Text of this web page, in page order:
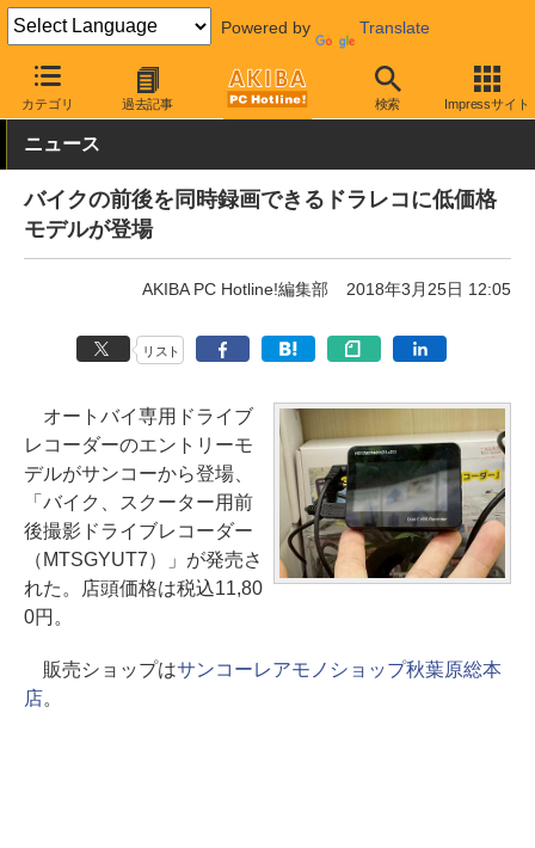
Powered by Translate
カテゴリ 過去記事 検索 Impressサイト
AKIBA PC Hotline! モバイル 小型カメラ・レコーダー ドライ
ニュース
バイクの前後を同時録画できるドラレコに低価格
モデルが登場
AKIBA PC Hotline!編集部 2018年3月25日 12:05
リスト
オートバイ専用ドライブ
レコーダーのエントリーモ
デルがサンコーから登場、
「バイク、スクーター用前
後撮影ドライブレコーダー
（MTSGYUT7）」が発売さ
れた。店頭価格は税込11,80
0円。
販売ショップはサンコーレアモノショップ秋葉原総本
店。